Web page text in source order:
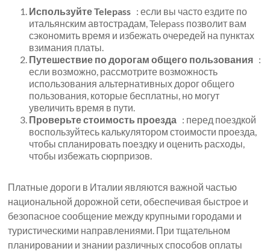
Используйте Telepass : если вы часто ездите по
итальянским автострадам, Telepass позволит вам
сэкономить время и избежать очередей на пунктах
взимания платы.
Путешествие по дорогам общего пользования :
если возможно, рассмотрите возможность
использования альтернативных дорог общего
пользования, которые бесплатны, но могут
увеличить время в пути.
Проверьте стоимость проезда : перед поездкой
воспользуйтесь калькулятором стоимости проезда,
чтобы спланировать поездку и оценить расходы,
чтобы избежать сюрпризов.
Платные дороги в Италии являются важной частью
национальной дорожной сети, обеспечивая быстрое и
безопасное сообщение между крупными городами и
туристическими направлениями. При тщательном
планировании и знании различных способов оплаты